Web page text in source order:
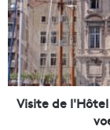
t
e
d
e
l
Visite de